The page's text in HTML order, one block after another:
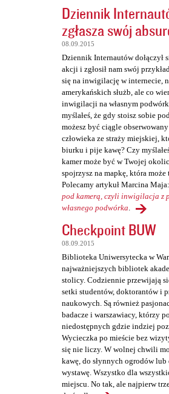
Dziennik
zgłasza swój
08.09.2015
Dziennik Internautów dołączył
akcji i zgłosił nam swój
się na inwigilację w internecie,
amerykańskich służb, ale co
inwigilacji na własnym
myślałeś, że gdy stoisz sobie
możesz być ciągle
człowieka ze straży miejskiej,
biurku i pije kawę? Czy
kamer może być w Twojej
spojrzysz na mapkę, która może
Polecamy artykuł Marcina Maja:
pod kamerą, czyli inwigilacja z
własnego podwórka.
Checkpoint BUW
08.09.2015
Biblioteka Uniwersytecka w
najważniejszych bibliotek
stolicy. Codziennie przewijają
setki studentów, doktorantów i
naukowych. Są również
badacze i warszawiacy, którzy
niedostępnych gdzie indziej
Wycieczka po mieście bez
się nie liczy. W wolnej chwili
kawę, do słynnych ogrodów lub
wystawę. Wszystko dla
miejscu. No tak, ale najpierw